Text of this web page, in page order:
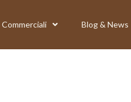
Commerciali Blog & News